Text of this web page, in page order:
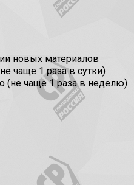
новых материалов
чаще 1 раза в сутки)
чаще 1 раза в неделю)